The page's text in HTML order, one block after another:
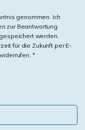
genommen. Ich
zur Beantwortung
werden.
für die Zukunft per E-
*